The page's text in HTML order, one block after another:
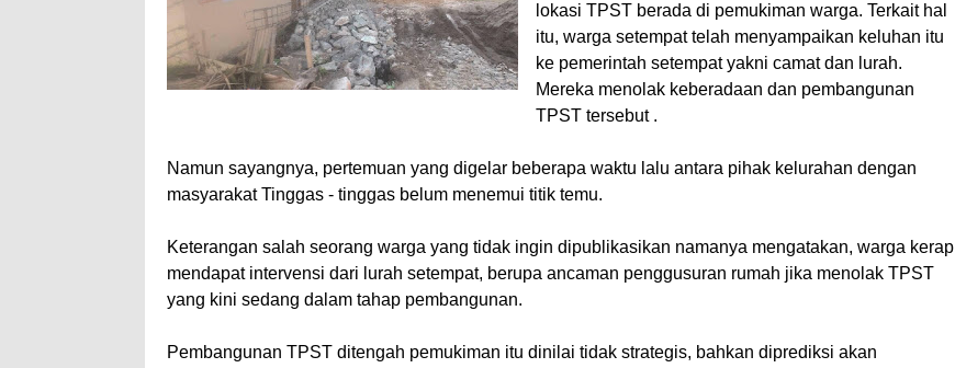
lokasi TPST berada di pemukiman warga. Terkait hal
itu, warga setempat telah menyampaikan keluhan itu
ke pemerintah setempat yakni camat dan lurah.
Mereka menolak keberadaan dan pembangunan
TPST tersebut .
Namun sayangnya, pertemuan yang digelar beberapa waktu lalu antara pihak kelurahan dengan
masyarakat Tinggas - tinggas belum menemui titik temu.
Keterangan salah seorang warga yang tidak ingin dipublikasikan namanya mengatakan, warga kerap
mendapat intervensi dari lurah setempat, berupa ancaman penggusuran rumah jika menolak TPST
yang kini sedang dalam tahap pembangunan.
Pembangunan TPST ditengah pemukiman itu dinilai tidak strategis, bahkan diprediksi akan